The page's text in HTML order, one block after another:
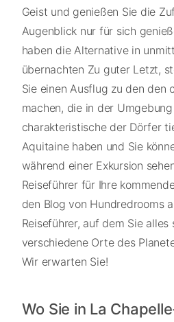
Geist und genießen Sie die
Augenblick nur für sich
haben die Alternative in
übernachten Zu guter Letzt,
Sie einen Ausflug zu den den
machen, die in der
charakteristische der Dörfer
Aquitaine haben und Sie
während einer Exkursion
Reiseführer für Ihre
den Blog von Hundredrooms
Reiseführer, auf dem Sie alles
verschiedene Orte des
Wir erwarten Sie!
Wo Sie in La